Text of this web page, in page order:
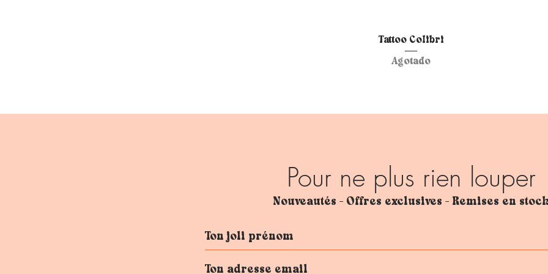
Vista rápida
Tattoo Colibri
Agotado
Pour ne plus rien louper
Nouveautés - Offres exclusives - Remises en